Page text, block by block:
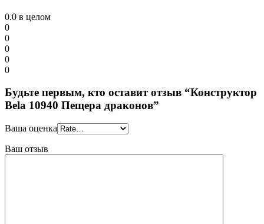
0.0 в целом
0
0
0
0
0
Будьте первым, кто оставит отзыв “Конструктор
Bela 10940 Пещера драконов”
Ваша оценка
Ваш отзыв